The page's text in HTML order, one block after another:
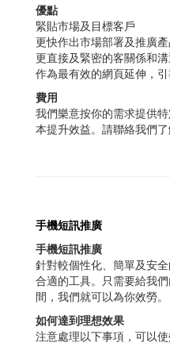
優點
緊貼市場及目標客戶
更快作出市場部署及推廣
更直接及緊密的客關係和溝
作為最有效的網頁延伸，
費用
我們樂意按你的需求提供
本提升效益。請聯絡我們了
手機短訊推廣
手機短訊推廣
針對較個性化、簡單及安
合適的工具。只需要給我
間，我們就可以為你效勞。
如何達到理想效果
注意處理以下事項，可以使